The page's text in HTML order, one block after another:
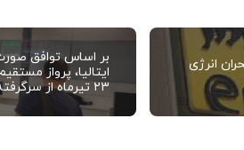
بر اساس توافق
ایتالیا، پرواز
۲۳ تیرماه از سرگرفته می‌شود
انرژی